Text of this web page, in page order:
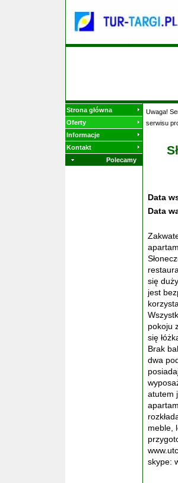
Strona główna
Oferty
Informacje
Kontakt
Polecamy
Uwaga!
serwisu
Data
Data
się
jest
pokoju
się
Brak
dwa
atutem
meble,
skype: